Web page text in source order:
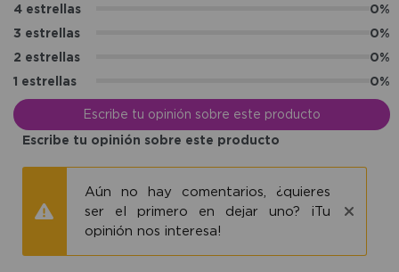
4 estrellas
0%
3 estrellas
0%
2 estrellas
0%
1 estrellas
0%
Escribe tu opinión sobre este producto
Escribe tu opinión sobre este producto
Aún no hay comentarios, ¿quieres
ser el primero en dejar uno? ¡Tu
opinión nos interesa!